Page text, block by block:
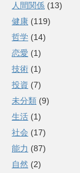
人間関係 (13)
健康 (119)
哲学 (14)
恋愛 (1)
技術 (1)
投資 (7)
未分類 (9)
生活 (1)
社会 (17)
能力 (87)
自然 (2)